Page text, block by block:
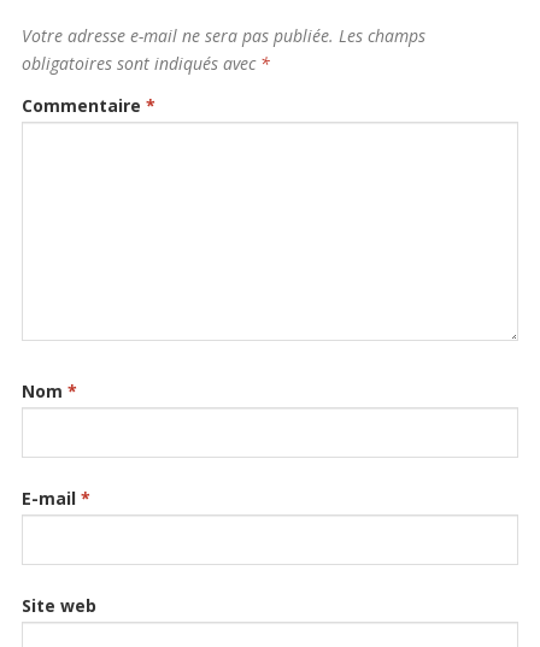
Votre adresse e-mail ne sera pas publiée. Les champs
obligatoires sont indiqués avec *
Commentaire *
Nom *
E-mail *
Site web